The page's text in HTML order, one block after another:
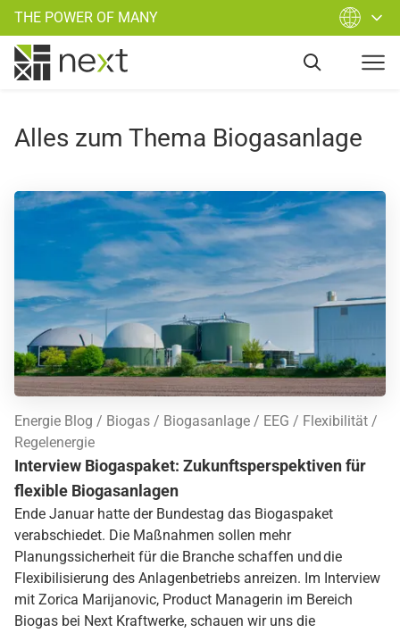
THE POWER OF MANY
Alles zum Thema Biogasanlage
Energie Blog Biogas Biogasanlage EEG
Flexibilität
Regelenergie
Interview Biogaspaket: Zukunftsperspektiven für
flexible Biogasanlagen
Ende Januar hatte der Bundestag das Biogaspaket
verabschiedet. Die Maßnahmen sollen mehr
Planungssicherheit für die Branche schaffen und die
Flexibilisierung des Anlagenbetriebs anreizen. Im Interview
mit Zorica Marijanovic, Product Managerin im Bereich
Biogas bei Next Kraftwerke, schauen wir uns die